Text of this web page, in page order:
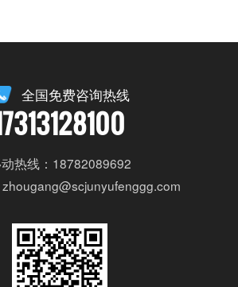
全国免费咨询热线
热线：18782089692